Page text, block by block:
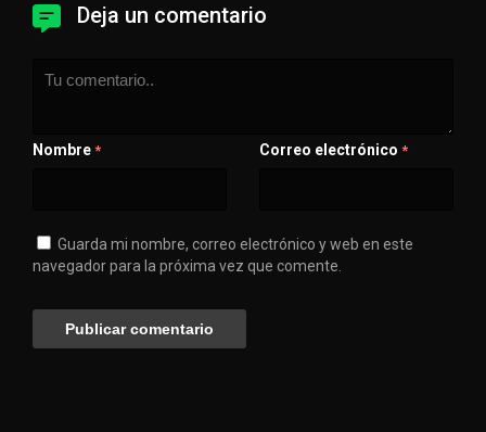
Deja un comentario
Nombre * Correo electrónico *
Guarda mi nombre, correo electrónico y web en este
navegador para la próxima vez que comente.